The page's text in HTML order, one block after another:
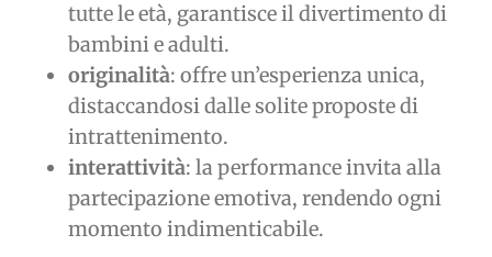
tutte le età, garantisce il divertimento di
bambini e adulti.
originalità: offre un’esperienza unica,
distaccandosi dalle solite proposte di
intrattenimento.
interattività: la performance invita alla
partecipazione emotiva, rendendo ogni
momento indimenticabile.